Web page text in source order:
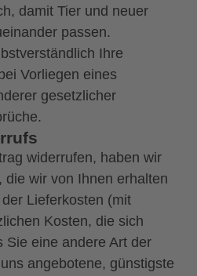
damit Tier und neuer
passen.
Ihre
Vorliegen eines
gesetzlicher
widerrufen, haben wir
die wir von Ihnen erhalten
Lieferkosten (mit
Kosten, die sich
Sie eine andere Art der
angebotene, günstigste